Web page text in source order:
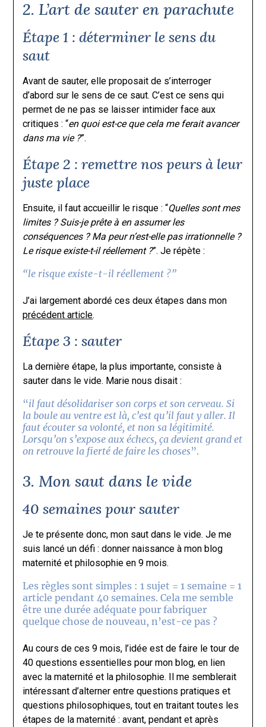
2. L’art de sauter en parachute
Étape 1 : déterminer le sens du
saut
Avant de sauter, elle proposait de s’interroger
d’abord sur le sens de ce saut. C’est ce sens qui
permet de ne pas se laisser intimider face aux
critiques : “en quoi est-ce que cela me ferait avancer
dans ma vie ?”.
Étape 2 : remettre nos peurs à leur
juste place
Ensuite, il faut accueillir le risque : “Quelles sont mes
limites ? Suis-je prête à en assumer les
conséquences ? Ma peur n’est-elle pas irrationnelle ?
Le risque existe-t-il réellement ?”. Je répète :
“le risque existe-t-il réellement ?”
J’ai largement abordé ces deux étapes dans mon
précédent article.
Étape 3 : sauter
La dernière étape, la plus importante, consiste à
sauter dans le vide. Marie nous disait :
“il faut désolidariser son corps et son cerveau. Si
la boule au ventre est là, c’est qu’il faut y aller. Il
faut écouter sa volonté, et non sa légitimité.
Lorsqu’on s’expose aux échecs, ça devient grand et
on retrouve la fierté de faire les choses”.
3. Mon saut dans le vide
40 semaines pour sauter
Je te présente donc, mon saut dans le vide. Je me
suis lancé un défi : donner naissance à mon blog
maternité et philosophie en 9 mois.
Les règles sont simples : 1 sujet = 1 semaine = 1
article pendant 40 semaines. Cela me semble
être une durée adéquate pour fabriquer
quelque chose de nouveau, n’est-ce pas ?
Au cours de ces 9 mois, l’idée est de faire le tour de
40 questions essentielles pour mon blog, en lien
avec la maternité et la philosophie. Il me semblerait
intéressant d’alterner entre questions pratiques et
questions philosophiques, tout en traitant toutes les
étapes de la maternité : avant, pendant et après